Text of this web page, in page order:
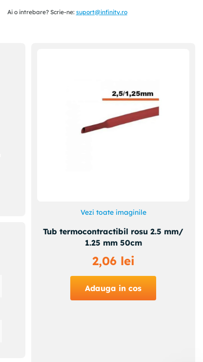
Ai o intrebare? Scrie-ne: suport@infinity.ro
Vezi toate imaginile
Tub termocontractibil rosu 2.5 mm/
1.25 mm 50cm
2,06 lei
Adauga in cos